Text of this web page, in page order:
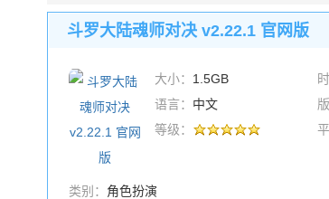
斗罗大陆魂师对决 v2.22.1 官网版
大小： 1.5GB
语言： 中文
等级：
类别： 角色扮演